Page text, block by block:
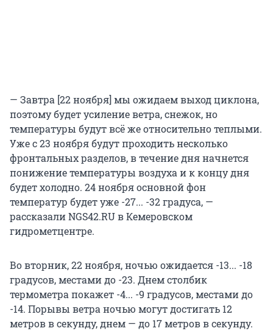
— Завтра [22 ноября] мы ожидаем выход циклона,
поэтому будет усиление ветра, снежок, но
температуры будут всё же относительно теплыми.
Уже с 23 ноября будут проходить несколько
фронтальных разделов, в течение дня начнется
понижение температуры воздуха и к концу дня
будет холодно. 24 ноября основной фон
температур будет уже -27... -32 градуса, —
рассказали NGS42.RU в Кемеровском
гидрометцентре.
Во вторник, 22 ноября, ночью ожидается -13... -18
градусов, местами до -23. Днем столбик
термометра покажет -4... -9 градусов, местами до
-14. Порывы ветра ночью могут достигать 12
метров в секунду, днем — до 17 метров в секунду.